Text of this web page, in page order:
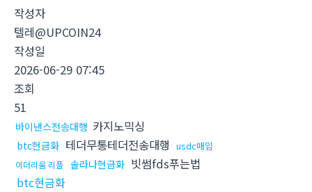
작성자
텔레@UPCOIN24
작성일
2026-06-29 07:45
조회
51
바이낸스전송대행 카지노믹싱
btc현금화 테더무통테더전송대행 usdc매입
이더리움 리플 솔라나현금화 빗썸fds푸는법
btc현금화